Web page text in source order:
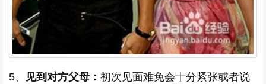
5、 见到对方父母： 初次见面难免会十分紧张或者说